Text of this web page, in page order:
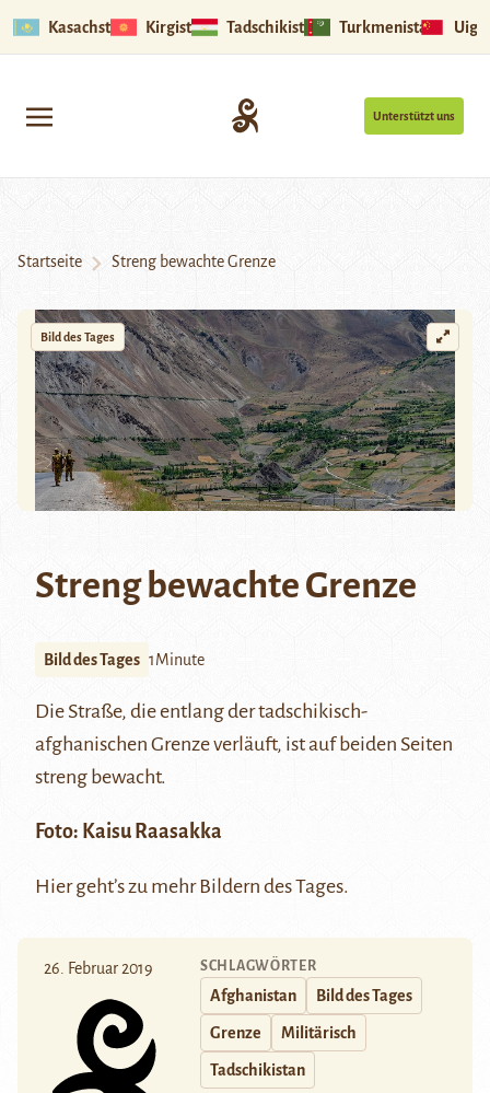
Kasachstan Kirgistan Tadschikistan Turkmenistan
Unterstützt uns
Startseite Streng bewachte Grenze
Bild des Tages
Streng bewachte Grenze
Bild des Tages 1Minute
Die Straße, die entlang der tadschikisch-
afghanischen Grenze verläuft, ist auf beiden Seiten
streng bewacht.
Foto: Kaisu Raasakka
Hiergeht’s zu mehr Bildern des Tages.
26. Februar 2019 SCHLAGWÖRTER
Afghanistan Bild des Tages
Grenze Militärisch
Tadschikistan